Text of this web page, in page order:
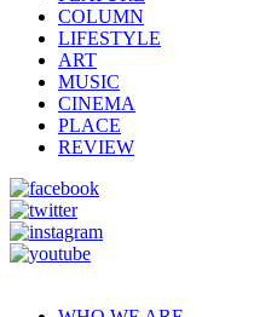
COLUMN
LIFESTYLE
ART
MUSIC
CINEMA
PLACE
REVIEW